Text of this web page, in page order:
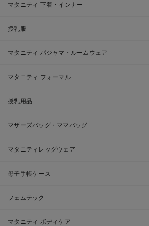
マタニティ 下着・インナー
授乳服
マタニティ パジャマ・ルームウェア
マタニティ フォーマル
授乳用品
マザーズバッグ・ママバッグ
マタニティレッグウェア
母子手帳ケース
フェムテック
マタニティ ボディケア